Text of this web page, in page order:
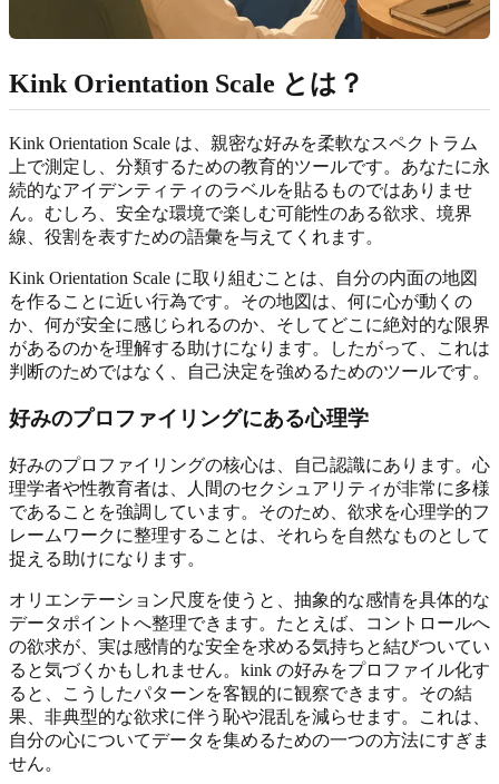
Kink Orientation Scale とは？
Kink Orientation Scale は、親密な好みを柔軟なスペクトラム
上で測定し、分類するための教育的ツールです。あなたに永
続的なアイデンティティのラベルを貼るものではありませ
ん。むしろ、安全な環境で楽しむ可能性のある欲求、境界
線、役割を表すための語彙を与えてくれます。
Kink Orientation Scale に取り組むことは、自分の内面の地図
を作ることに近い行為です。その地図は、何に心が動くの
か、何が安全に感じられるのか、そしてどこに絶対的な限界
があるのかを理解する助けになります。したがって、これは
判断のためではなく、自己決定を強めるためのツールです。
好みのプロファイリングにある心理学
好みのプロファイリングの核心は、自己認識にあります。心
理学者や性教育者は、人間のセクシュアリティが非常に多様
であることを強調しています。そのため、欲求を心理学的フ
レームワークに整理することは、それらを自然なものとして
捉える助けになります。
オリエンテーション尺度を使うと、抽象的な感情を具体的な
データポイントへ整理できます。たとえば、コントロールへ
の欲求が、実は感情的な安全を求める気持ちと結びついてい
ると気づくかもしれません。kink の好みをプロファイル化す
ると、こうしたパターンを客観的に観察できます。その結
果、非典型的な欲求に伴う恥や混乱を減らせます。これは、
自分の心についてデータを集めるための一つの方法にすぎま
せん。